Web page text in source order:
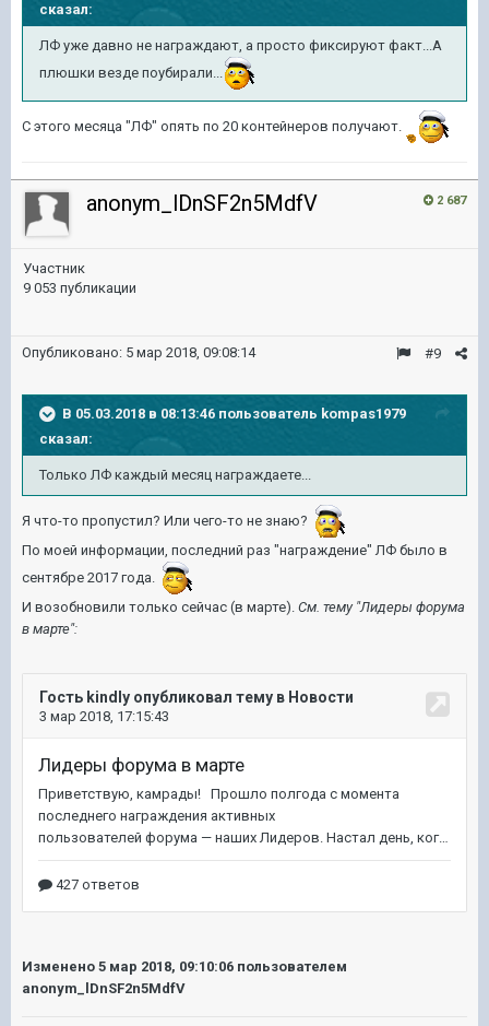
сказал:
ЛФ уже давно не награждают, а просто фиксируют факт...А
плюшки везде поубирали...
С этого месяца "ЛФ" опять по 20 контейнеров получают.
2 687
anonym_lDnSF2n5MdfV
Участник
9 053 публикации
#9
Опубликовано: 5 мар 2018, 09:08:14
В 05.03.2018 в 08:13:46 пользователь kompas1979
сказал:
Только ЛФ каждый месяц награждаете...
Я что-то пропустил? Или чего-то не знаю?
По моей информации, последний раз "награждение" ЛФ было в
сентябре 2017 года.
И возобновили только сейчас (в марте). См. тему "Лидеры форума
в марте":
Изменено 5 мар 2018, 09:10:06 пользователем
anonym_lDnSF2n5MdfV